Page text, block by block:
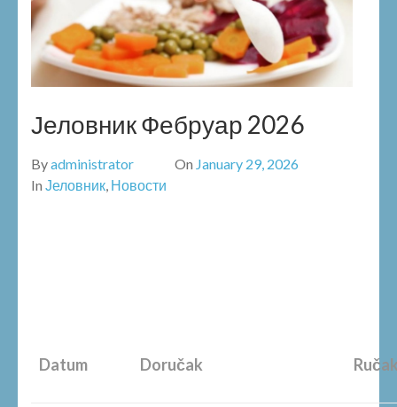
Јеловник Фебруар 2026
Byadministrator On January 29, 2026
In Јеловник, Новости
Datum Doručak